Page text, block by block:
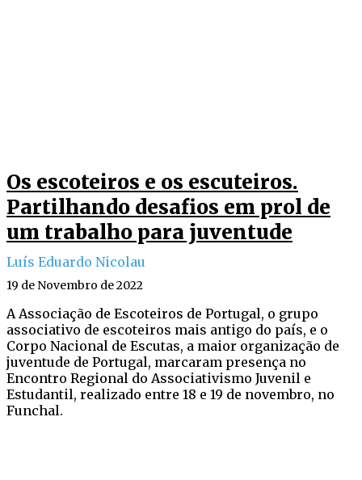
Os escoteiros e os escuteiros.
Partilhando desafios em prol de
um trabalho para juventude
Luís Eduardo Nicolau
19 de Novembro de 2022
A Associação de Escoteiros de Portugal, o grupo
associativo de escoteiros mais antigo do país, e o
Corpo Nacional de Escutas, a maior organização de
juventude de Portugal, marcaram presença no
Encontro Regional do Associativismo Juvenil e
Estudantil, realizado entre 18 e 19 de novembro, no
Funchal.